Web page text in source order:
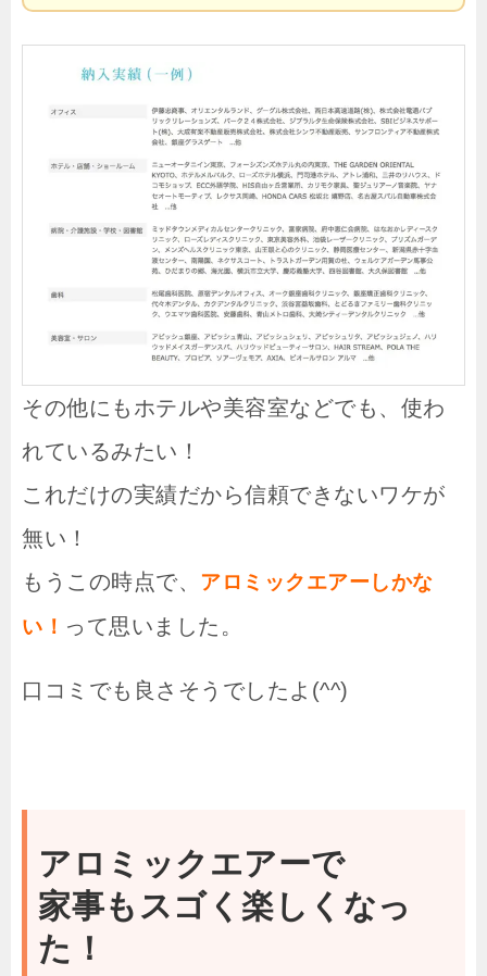
その他にもホテルや美容室などでも、使わ
れているみたい！
これだけの実績だから信頼できないワケが
無い！
もうこの時点で、 アロミックエアーしかな
い！ って思いました。
口コミでも良さそうでしたよ(^^)
アロミックエアーで
家事もスゴく楽しくなっ
た！